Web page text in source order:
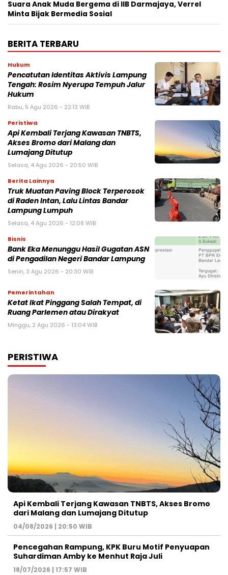
Suara Anak Muda Bergema di IIB Darmajaya, Verrel
Minta Bijak Bermedia Sosial
BERITA TERBARU
Hukum
Pencatutan Identitas Aktivis Lampung
Tengah: Rosim Nyerupa Tempuh Jalur
Hukum
Rabu, 5 Agu 2026 - 22:13 WIB
Peristiwa
Api Kembali Terjang Kawasan TNBTS,
Akses Bromo dari Malang dan
Lumajang Ditutup
Selasa, 4 Agu 2026 - 20:50 WIB
Berita Lainnya
Truk Muatan Paving Block Terperosok
di Raden Intan, Lalu Lintas Bandar
Lampung Lumpuh
Selasa, 4 Agu 2026 - 12:08 WIB
Bisnis
Bank Eka Menunggu Hasil Gugatan ASN
di Pengadilan Negeri Bandar Lampung
Senin, 3 Agu 2026 - 20:30 WIB
Pemerintahan
Ketat Ikat Pinggang Salah Tempat, di
Ruang Parlemen atau Dirakyat
Minggu, 2 Agu 2026 - 13:04 WIB
PERISTIWA
Api Kembali Terjang Kawasan TNBTS, Akses Bromo
dari Malang dan Lumajang Ditutup
04/08/2026 | 20:50 WIB
Pencegahan Rampung, KPK Buru Motif Penyuapan
Suhardiman Amby ke Menhut Raja Juli
18/07/2026 | 17:57 WIB